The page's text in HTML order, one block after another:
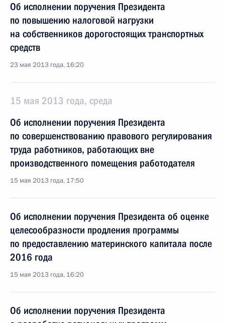
Об исполнении поручения Президента
по повышению налоговой нагрузки
на собственников дорогостоящих транспортных
средств
23 мая 2013 года, 16:20
15 мая 2013 года, среда
Об исполнении поручения Президента
по совершенствованию правового регулирования
труда работников, работающих вне
производственного помещения работодателя
15 мая 2013 года, 17:50
Об исполнении поручения Президента об оценке
целесообразности продления программы
по предоставлению материнского капитала после
2016 года
15 мая 2013 года, 16:20
Об исполнении поручения Президента